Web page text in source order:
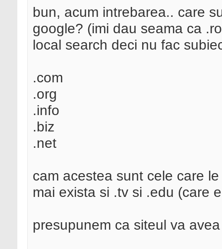
bun, acum intrebarea.. care
google? (imi dau seama ca
local search deci nu fac
.com
.org
.info
.biz
.net
cam acestea sunt cele care
mai exista si .tv si .edu (care
presupunem ca siteul va